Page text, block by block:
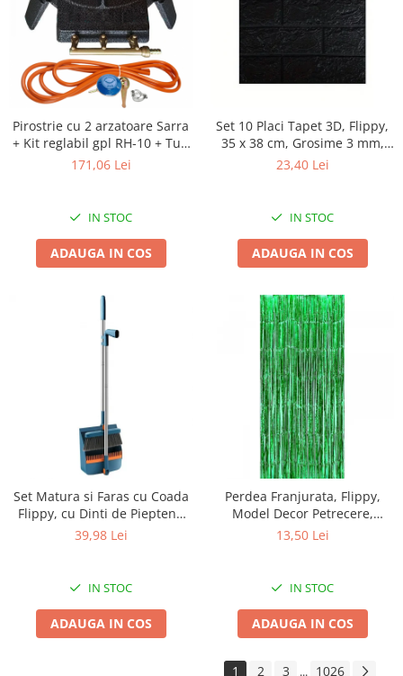
Masini tocat carne electrice
Oale si Cratite
Oale sub presiune
Pahare / Sticle cu Pai / Cani termos
Palnii
Storcatoare
Intretinere interior/exterior
Modulatoare FM
Perii de zapada si raclete
Pompe de transfer
Decoratiuni, ornamente si articole
Beteala si ghirlande Craciun
Brazi de Craciun
Costume Craciun
Decoratiuni luminoase exterioare &
Pirostrie cu 2 arzatoare Sarra
+ Kit reglabil gpl RH-10 + Tub
flex 2M+2 Coliere
171,06 Lei
IN STOC
ADAUGA IN COS
Set 10 Placi Tapet 3D, Flippy,
35 x 38 cm, Grosime 3 mm,
din Polietilena, Model
23,40 Lei
IN STOC
ADAUGA IN COS
Set Matura si Faras cu Coada
Flippy, cu Dinti de Pieptene
pentru Curatare Matura,
albastru
39,98 Lei
IN STOC
ADAUGA IN COS
Perdea Franjurata, Flippy,
Model Decor Petrecere,
pentru Fundal de Poze,
100x200 cm, Verde
13,50 Lei
IN STOC
ADAUGA IN COS
1 2 3 ... 1026